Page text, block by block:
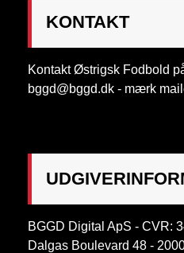
KONTAKT
Kontakt Østrigsk Fodbold
bggd@bggd.dk - mærk
BGGD Digital ApS - CVR:
Dalgas Boulevard 48 -